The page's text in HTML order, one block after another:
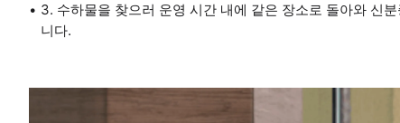
3. 수하물을 찾으러 운영 시간 내에 같은 장소로 돌아와 신
니다.